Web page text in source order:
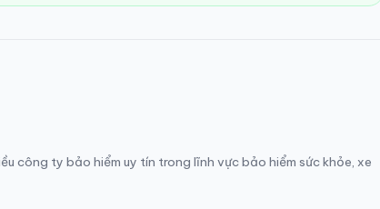
công ty bảo hiểm uy tín trong lĩnh vực bảo hiểm sức khỏe, xe